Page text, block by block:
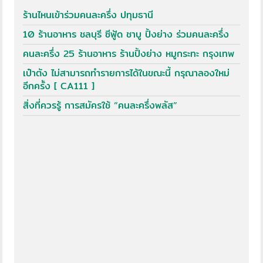
ร้านไหนเข้าร่วมคนละครึ่ง ปทุมธานี
10 ร้านอาหาร ชลบุรี ซีฟู้ด ชาบู ปิ้งย่าง ร่วมคนละครึ่ง
คนละครึ่ง 25 ร้านอาหาร ร้านปิ้งย่าง หมูกระทะ กรุงเทพ
เป๋าตัง ไม่สามารถทำรายการได้ในขณะนี้ กรุณาลองใหม่
อีกครั้ง [ CA111 ]
สิ่งที่ควรรู้ การสมัครใช้ “คนละครึ่งพลัส”